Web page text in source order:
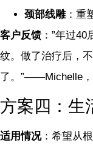
颈部线雕：重
客户反馈：”年过40
纹。做了治疗后，
了。”——Michelle，
方案四：生
适用情况：希望从